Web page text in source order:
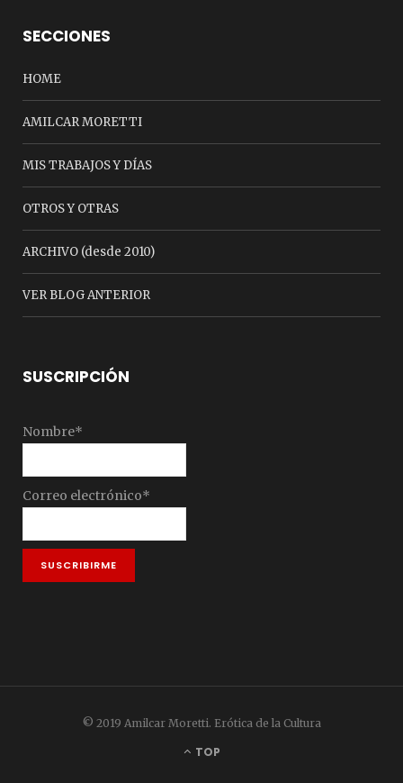
SECCIONES
HOME
AMILCAR MORETTI
MIS TRABAJOS Y DÍAS
OTROS Y OTRAS
ARCHIVO (desde 2010)
VER BLOG ANTERIOR
SUSCRIPCIÓN
Nombre*
Correo electrónico*
© 2019 Amilcar Moretti. Erótica de la Cultura
TOP